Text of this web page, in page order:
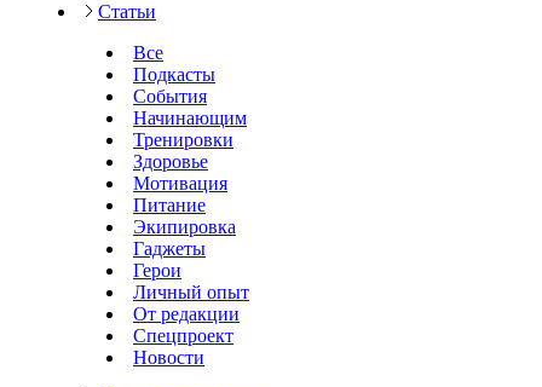
Статьи
Все
Подкасты
События
Начинающим
Тренировки
Здоровье
Мотивация
Питание
Экипировка
Гаджеты
Герои
Личный опыт
От редакции
Спецпроект
Новости